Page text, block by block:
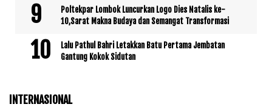
Poltekpar Lombok Luncurkan Logo Dies Natalis ke-
10,Sarat Makna Budaya dan Semangat Transformasi
Lalu Pathul Bahri Letakkan Batu Pertama Jembatan
Gantung Kokok Sidutan
INTERNASIONAL